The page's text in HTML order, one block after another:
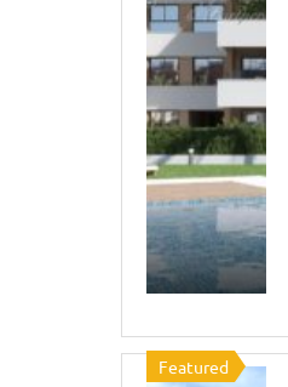
Featured